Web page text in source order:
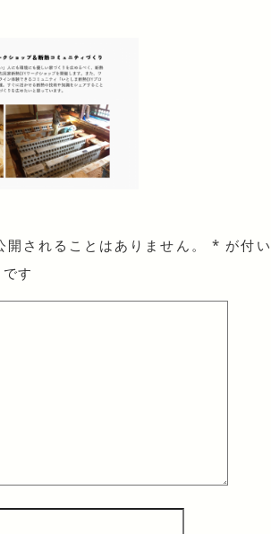
されることはありません。 * が付い
す